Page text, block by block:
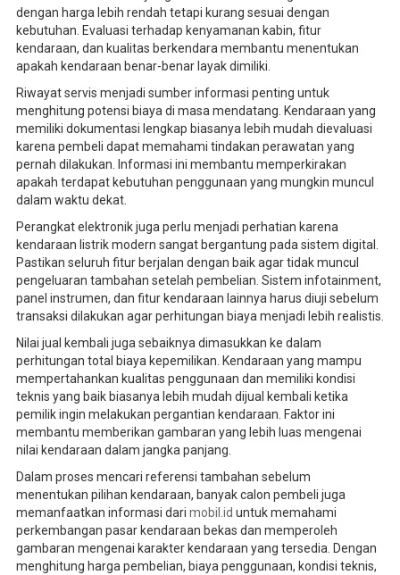
dengan harga lebih rendah tetapi kurang sesuai dengan
kebutuhan. Evaluasi terhadap kenyamanan kabin, fitur
kendaraan, dan kualitas berkendara membantu menentukan
apakah kendaraan benar-benar layak dimiliki.
Riwayat servis menjadi sumber informasi penting untuk
menghitung potensi biaya di masa mendatang. Kendaraan yang
memiliki dokumentasi lengkap biasanya lebih mudah dievaluasi
karena pembeli dapat memahami tindakan perawatan yang
pernah dilakukan. Informasi ini membantu memperkirakan
apakah terdapat kebutuhan penggunaan yang mungkin muncul
dalam waktu dekat.
Perangkat elektronik juga perlu menjadi perhatian karena
kendaraan listrik modern sangat bergantung pada sistem digital.
Pastikan seluruh fitur berjalan dengan baik agar tidak muncul
pengeluaran tambahan setelah pembelian. Sistem infotainment,
panel instrumen, dan fitur kendaraan lainnya harus diuji sebelum
transaksi dilakukan agar perhitungan biaya menjadi lebih realistis.
Nilai jual kembali juga sebaiknya dimasukkan ke dalam
perhitungan total biaya kepemilikan. Kendaraan yang mampu
mempertahankan kualitas penggunaan dan memiliki kondisi
teknis yang baik biasanya lebih mudah dijual kembali ketika
pemilik ingin melakukan pergantian kendaraan. Faktor ini
membantu memberikan gambaran yang lebih luas mengenai
nilai kendaraan dalam jangka panjang.
Dalam proses mencari referensi tambahan sebelum
menentukan pilihan kendaraan, banyak calon pembeli juga
memanfaatkan informasi dari mobil.id untuk memahami
perkembangan pasar kendaraan bekas dan memperoleh
gambaran mengenai karakter kendaraan yang tersedia. Dengan
menghitung harga pembelian, biaya penggunaan, kondisi teknis,